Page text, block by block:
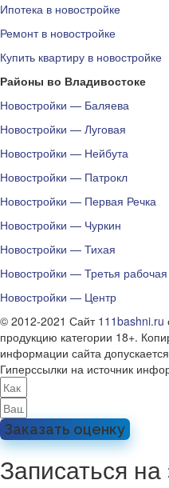
Ипотека в новостройке
Ремонт в новостройке
Купить квартиру в новостройке
Районы во Владивостоке
Новостройки — Баляева
Новостройки — Луговая
Новостройки — Нейбута
Новостройки — Патрокл
Новостройки — Первая Речка
Новостройки — Чуркин
Новостройки — Тихая
Новостройки — Третья рабочая
Новостройки — Центр
© 2012-2021 Сайт 111bashni.ru
продукцию категории 18+.
информации сайта
Гиперссылки на источник
Заказать оценку
Записаться на